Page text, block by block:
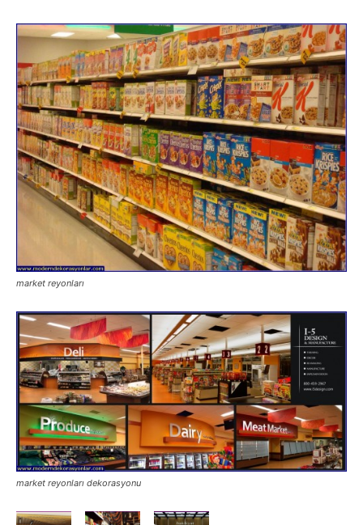
market reyonları
market reyonları dekorasyonu